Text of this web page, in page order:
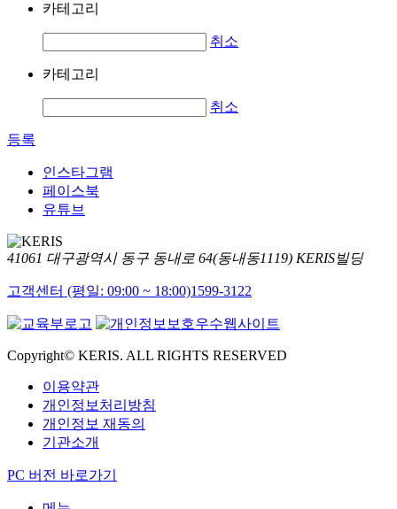
카테고리
취소
카테고리
취소
등록
인스타그램
페이스북
유튜브
41061 대구광역시 동구 동내로 64(동내동1119) KERIS빌딩
고객센터 (평일: 09:00 ~ 18:00)1599-3122
Copyright© KERIS. ALL RIGHTS RESERVED
이용약관
개인정보처리방침
개인정보 재동의
기관소개
PC 버전 바로가기